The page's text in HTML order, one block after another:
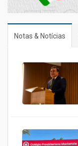
Notas & Notícias